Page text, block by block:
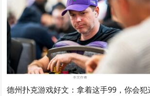
德州扑克游戏好文：拿着这手99，你会犯